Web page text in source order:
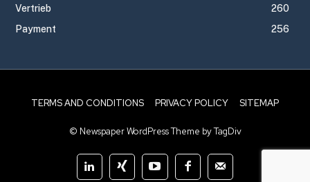
Vertrieb
260
Payment
256
TERMS AND CONDITIONS PRIVACY POLICY SITEMAP
© Newspaper WordPress Theme by TagDiv